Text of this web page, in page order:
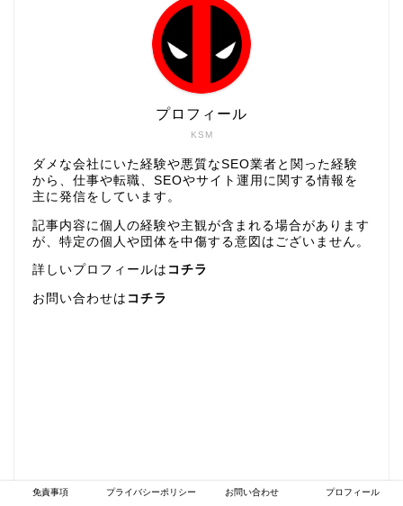
KSM
プロフィール
ダメな会社にいた経験や悪質なSEO業者と関った経験
から、仕事や転職、SEOやサイト運用に関する情報を
主に発信をしています。
記事内容に個人の経験や主観が含まれる場合があります
が、特定の個人や団体を中傷する意図はございません。
詳しいプロフィールは コチラ
お問い合わせは コチラ
免責事項 プライバシーポリシー お問い合わせ プロフィール